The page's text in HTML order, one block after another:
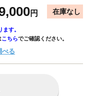
円 在庫なし
す。
こちらでご確認ください。
べる